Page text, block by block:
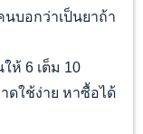
บอกว่าเป็นยาถ้า
ห้ 6 เต็ม 10
ดใช้ง่าย หาซื้อได้